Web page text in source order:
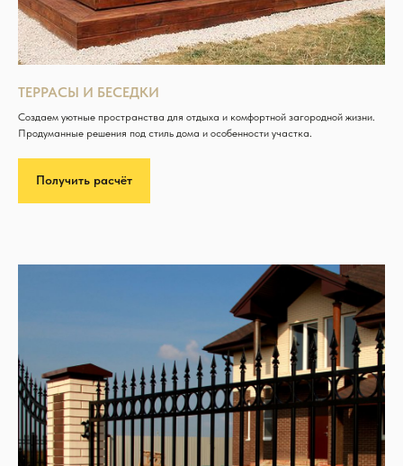
ТЕРРАСЫ И БЕСЕДКИ
Создаем уютные пространства для отдыха и комфортной загородной жизни.
Продуманные решения под стиль дома и особенности участка.
Получить расчёт